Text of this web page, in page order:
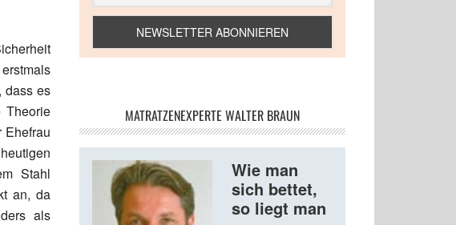
dass es
Theorie
Ehefrau
Stahl
an, da
als
MATRATZENEXPERTE WALTER BRAUN
Wie man
sich bettet,
so liegt man